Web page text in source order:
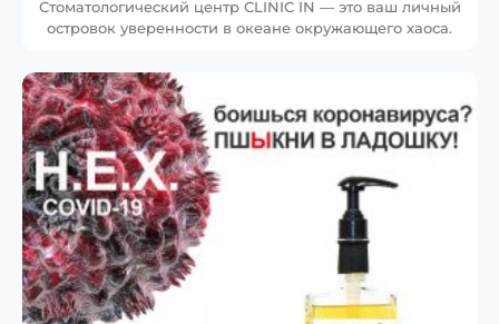
Стоматологический центр CLINIC IN — это ваш личный
островок уверенности в океане окружающего хаоса.